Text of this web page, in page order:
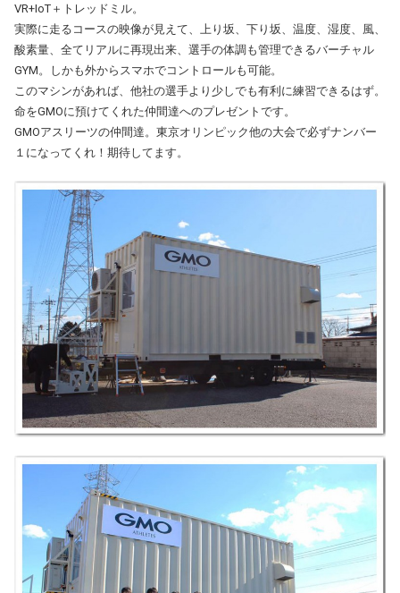
VR+IoT＋トレッドミル。
実際に走るコースの映像が見えて、上り坂、下り坂、温度、湿度、風、
酸素量、全てリアルに再現出来、選手の体調も管理できるバーチャル
GYM。しかも外からスマホでコントロールも可能。
このマシンがあれば、他社の選手より少しでも有利に練習できるはず。
命をGMOに預けてくれた仲間達へのプレゼントです。
GMOアスリーツの仲間達。東京オリンピック他の大会で必ずナンバー
１になってくれ！期待してます。